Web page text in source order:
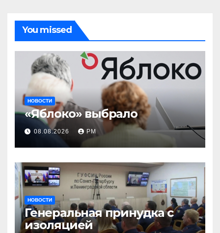
You missed
НОВОСТИ
«Яблоко» выбрало
08.08.2026 РМ
НОВОСТИ
Генеральная принудка с
изоляцией